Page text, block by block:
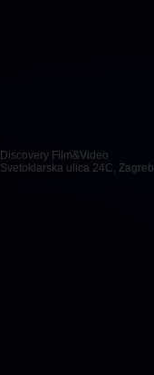
Discovery Film&Video
Svetoklarska ulica 24C, Zagreb